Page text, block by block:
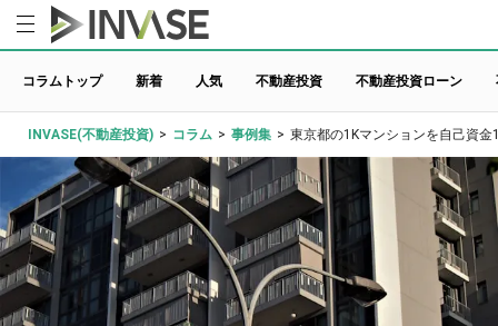
コラムトップ 新着 人気 不動産投資 不動産投資ローン
INVASE(不動産投資) > コラム > 事例集 > 東京都の1Kマンションを自己資